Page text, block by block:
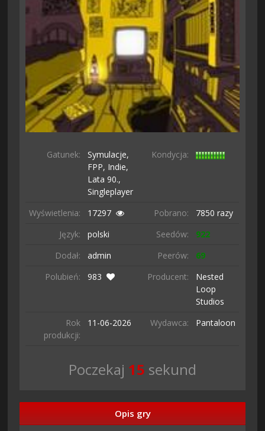
Gatunek:
Symulacje,
FPP, Indie,
Lata 90.,
Singleplayer
Kondycja:
Wyświetlenia: 17297 Pobrano:
7850 razy
Język:
polski Seedów:
922
Dodał:
admin Peerów:
69
Polubień:
983 Producent:
Nested
Loop
Studios
Rok
produkcji:
11-06-2026 Wydawca: Pantaloon
Poczekaj 13 sekund
Opis gry